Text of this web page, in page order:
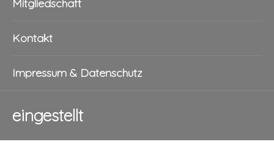
Mitgliedschaft
Kontakt
Impressum & Datenschutz
eingestellt